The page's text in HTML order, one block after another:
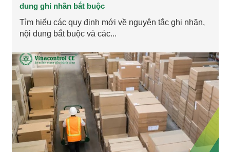
dung ghi nhãn bắt buộc
Tìm hiểu các quy định mới về nguyên tắc ghi nhãn,
nội dung bắt buộc và các...